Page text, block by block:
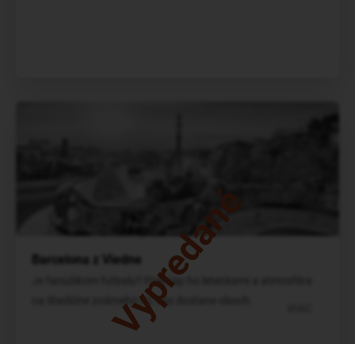
Vypredané
Barcelona z Viedne
Je fanúšikom futbalu? Prekvap ho letenkami a atmosféra
na štadióne známeho FC vás dostane oboch.